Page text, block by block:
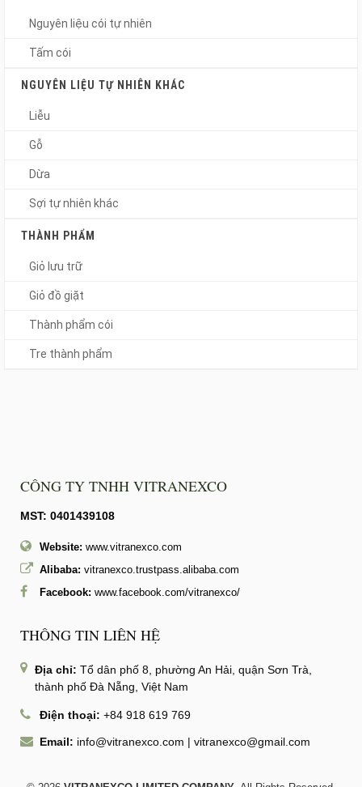
Nguyên liệu cói tự nhiên
Tấm cói
NGUYÊN LIỆU TỰ NHIÊN KHÁC
Liễu
Gỗ
Dừa
Sợi tự nhiên khác
THÀNH PHẨM
Giỏ lưu trữ
Giỏ đồ giặt
Thành phẩm cói
Tre thành phẩm
CÔNG TY TNHH VITRANEXCO
MST: 0401439108
Website: www.vitranexco.com
Alibaba: vitranexco.trustpass.alibaba.com
Facebook: www.facebook.com/vitranexco/
THÔNG TIN LIÊN HỆ
Địa chỉ: Tổ dân phố 8, phường An Hải, quận Sơn Trà,
thành phố Đà Nẵng, Việt Nam
Điện thoại: +84 918 619 769
Email: info@vitranexco.com | vitranexco@gmail.com